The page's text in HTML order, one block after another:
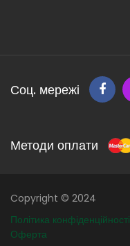
Соц. мережі
Методи оплати
Copyright © 2024
Політика конфіденційності
Оферта